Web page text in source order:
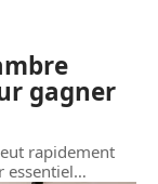
gagner
rapidement
essentiel…